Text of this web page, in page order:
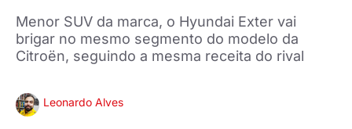
Menor SUV da marca, o Hyundai Exter vai
brigar no mesmo segmento do modelo da
Citroën, seguindo a mesma receita do rival
Leonardo Alves